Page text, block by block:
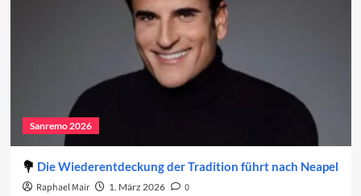
Sanremo 2026
Die Wiederentdeckung der Tradition führt nach Neapel
Raphael Mair 1. März 2026 0